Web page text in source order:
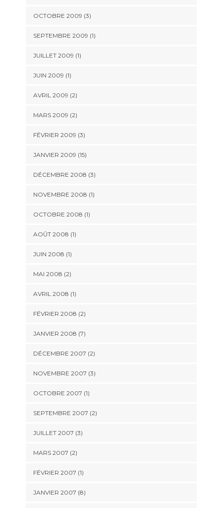
OCTOBRE 2009 (3)
SEPTEMBRE 2009 (1)
JUILLET 2009 (1)
JUIN 2009 (1)
AVRIL 2009 (2)
MARS 2009 (2)
FÉVRIER 2009 (3)
JANVIER 2009 (15)
DÉCEMBRE 2008 (3)
NOVEMBRE 2008 (1)
OCTOBRE 2008 (1)
AOÛT 2008 (1)
JUIN 2008 (1)
MAI 2008 (2)
AVRIL 2008 (1)
FÉVRIER 2008 (2)
JANVIER 2008 (7)
DÉCEMBRE 2007 (2)
NOVEMBRE 2007 (3)
OCTOBRE 2007 (1)
SEPTEMBRE 2007 (2)
JUILLET 2007 (3)
MARS 2007 (2)
FÉVRIER 2007 (1)
JANVIER 2007 (8)